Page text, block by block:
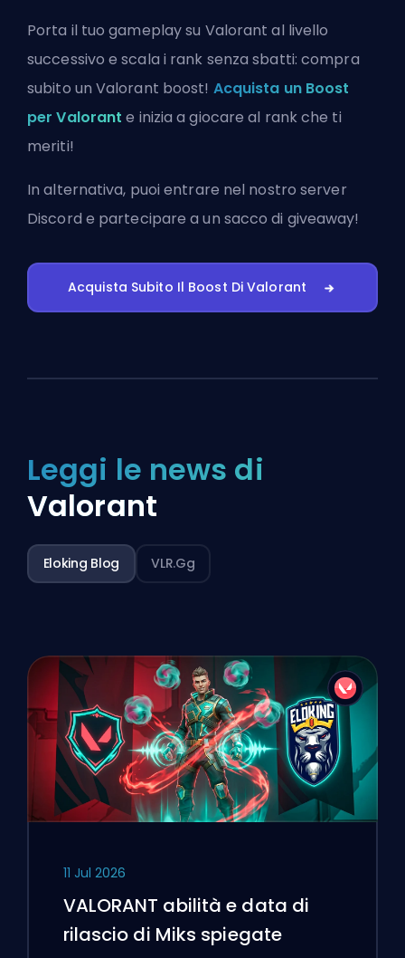
Porta il tuo gameplay su Valorant al livello
successivo e scala i rank senza sbatti: compra
subito un Valorant boost! Acquista un Boost
per Valorant e inizia a giocare al rank che ti
meriti!
In alternativa, puoientrare nel nostro server
Discord e partecipare a un sacco di giveaway!
Acquista Subito Il Boost Di Valorant
Leggi le news di
Valorant
Eloking Blog VLR.gg
11 Jul 2026
VALORANT abilità e data di
rilascio di Miks spiegate